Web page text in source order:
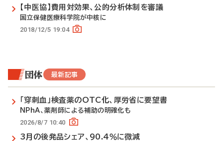
【中医協】費用対効果、公的分析体制を審議
国立保健医療科学院が中核に
2018/12/5 19:04
団体 最新記事
「穿刺血」検査薬のOTC化、厚労省に要望書
NPhA、薬剤師による補助の明確化も
2026/8/7 10:40
3月の後発品シェア、90.4％に微減